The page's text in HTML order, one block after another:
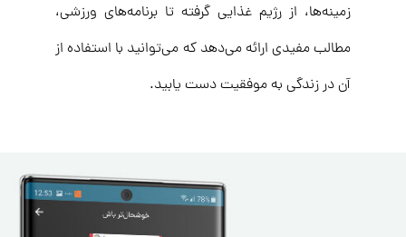
زمینه‌ها، از رژیم غذایی گرفته تا برنامه‌های ورزشی،
مطالب مفیدی ارائه می‌دهد که می‌توانید با استفاده از
آن در زندگی به موفقیت دست یابید.